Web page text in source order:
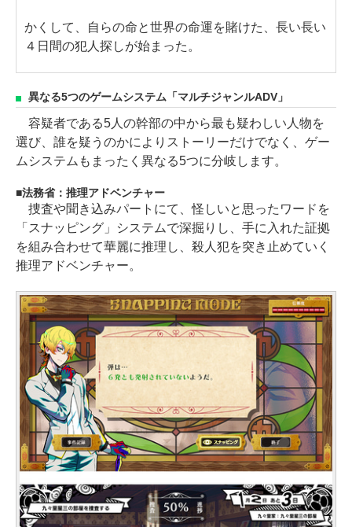
かくして、自らの命と世界の命運を賭けた、長い長い
４日間の犯人探しが始まった。
異なる5つのゲームシステム「マルチジャンルADV」
容疑者である5人の幹部の中から最も疑わしい人物を
選び、誰を疑うのかによりストーリーだけでなく、ゲー
ムシステムもまったく異なる5つに分岐します。
法務省：推理アドベンチャー
捜査や聞き込みパートにて、怪しいと思ったワードを
「スナッピング」システムで深掘りし、手に入れた証拠
を組み合わせて華麗に推理し、殺人犯を突き止めていく
推理アドベンチャー。